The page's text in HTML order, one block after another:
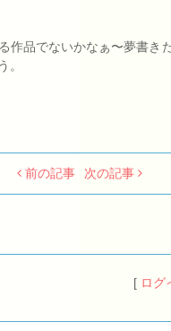
作品でないかなぁ〜夢書き
。
前の記事 次の記事
[ ログ